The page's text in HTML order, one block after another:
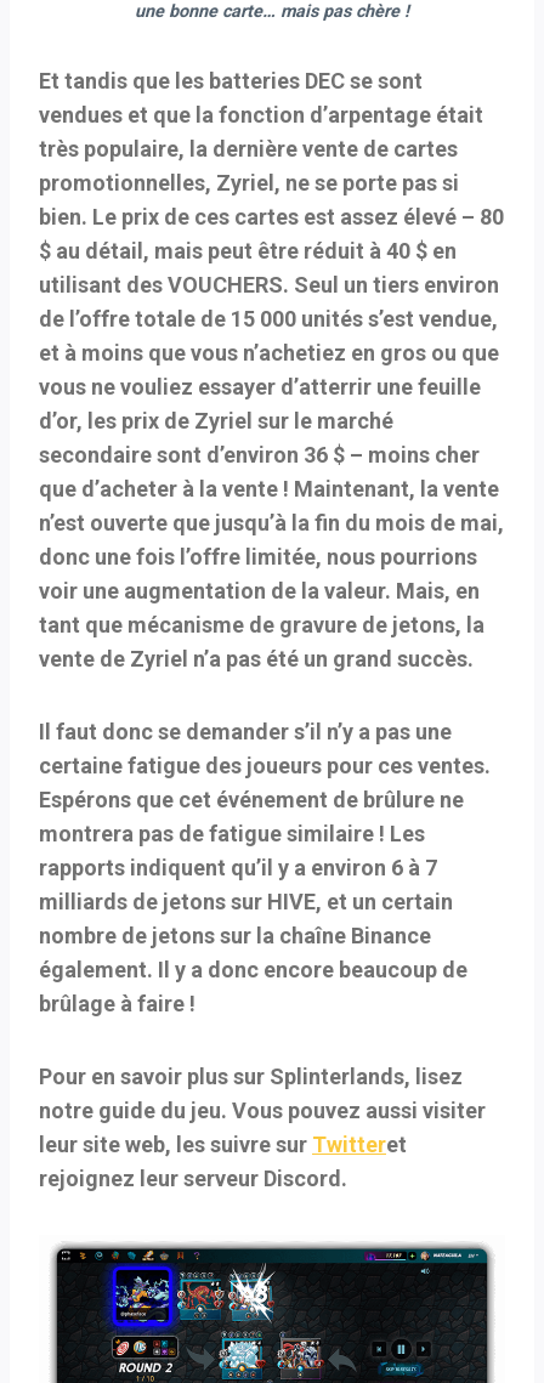
une bonne carte… mais pas chère !
Et tandis que les batteries DEC se sont
vendues et que la fonction d’arpentage était
très populaire, la dernière vente de cartes
promotionnelles, Zyriel, ne se porte pas si
bien. Le prix de ces cartes est assez élevé – 80
$ au détail, mais peut être réduit à 40 $ en
utilisant des VOUCHERS. Seul un tiers environ
de l’offre totale de 15 000 unités s’est vendue,
et à moins que vous n’achetiez en gros ou que
vous ne vouliez essayer d’atterrir une feuille
d’or, les prix de Zyriel sur le marché
secondaire sont d’environ 36 $ – moins cher
que d’acheter à la vente ! Maintenant, la vente
n’est ouverte que jusqu’à la fin du mois de mai,
donc une fois l’offre limitée, nous pourrions
voir une augmentation de la valeur. Mais, en
tant que mécanisme de gravure de jetons, la
vente de Zyriel n’a pas été un grand succès.
Il faut donc se demander s’il n’y a pas une
certaine fatigue des joueurs pour ces ventes.
Espérons que cet événement de brûlure ne
montrera pas de fatigue similaire ! Les
rapports indiquent qu’il y a environ 6 à 7
milliards de jetons sur HIVE, et un certain
nombre de jetons sur la chaîne Binance
également. Il y a donc encore beaucoup de
brûlage à faire !
Pour en savoir plus sur Splinterlands, lisez
notre guide du jeu. Vous pouvez aussi visiter
leur site web, les suivre sur Twitteret
rejoignez leur serveur Discord.